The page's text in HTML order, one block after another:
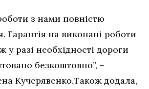
з нами повністю
Гарантія на виконані роботи
у разі необхідності дороги
безкоштовно”, –
Кучерявенко.Також додала,